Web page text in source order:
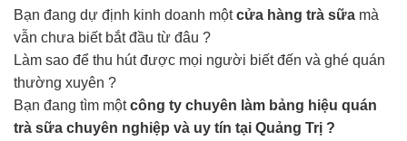
Bạn đang dự định kinh doanh mộtcửa hàng trà sữa mà
vẫn chưa biết bắt đầu từ đâu ?
Làm sao để thu hút được mọi người biết đến và ghé quán
thường xuyên ?
Bạn đang tìm mộtcông ty chuyên làm bảng hiệu quán
trà sữa chuyên nghiệp và uy tín tại Quảng Trị ?